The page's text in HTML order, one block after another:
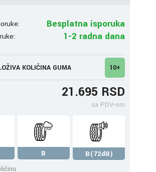
Besplatna isporuka
1-2 radna dana
KOLIČINA GUMA 10+
21.695 RSD
sa PDV-om
B
B(72dB)